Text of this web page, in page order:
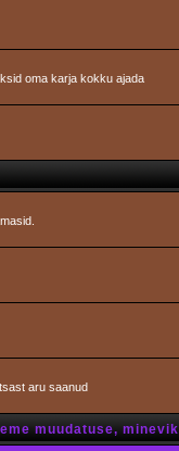
oma karja kokku ajada
aru saanud
muudatuse,